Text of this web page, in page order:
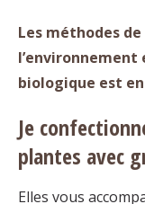
Les méthodes
biologique est
Je
plantes avec
Elles vous